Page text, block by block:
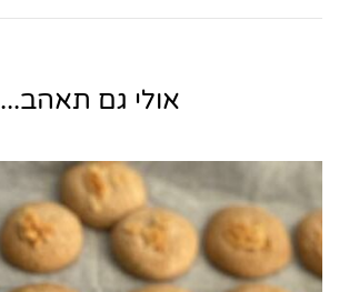
אולי גם תאהב...